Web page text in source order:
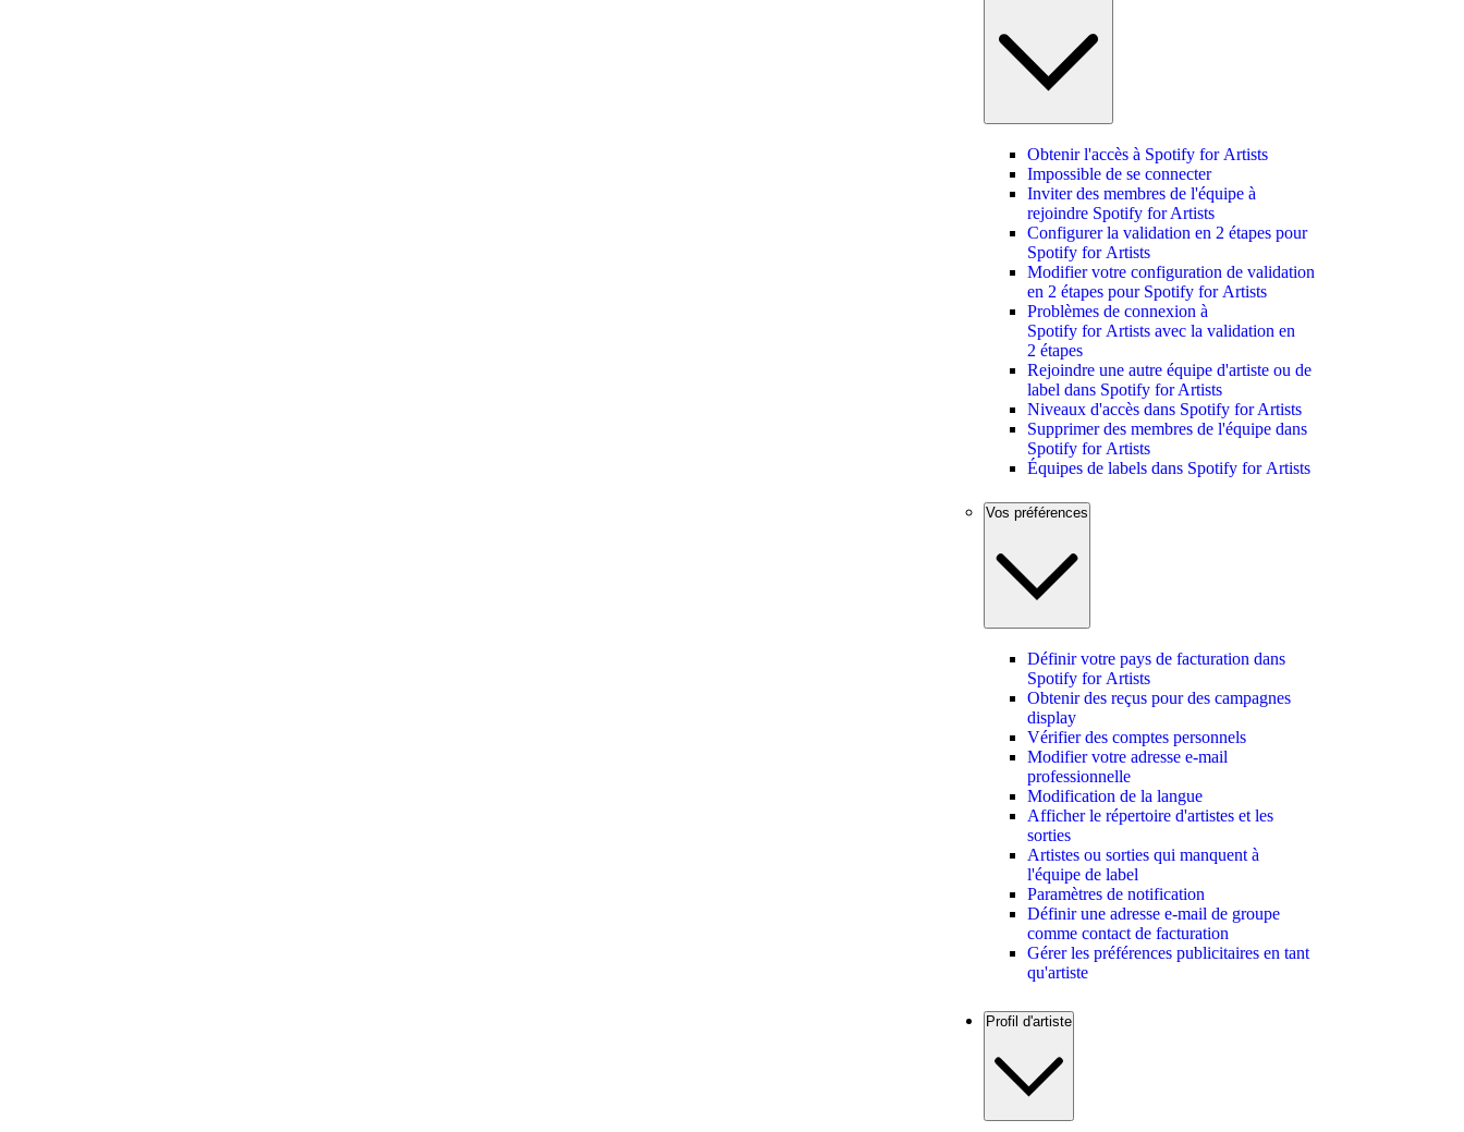
Obtenir l'accès à Spotify for Artists
Impossible de se connecter
Inviter des membres de l'équipe à
rejoindre Spotify for Artists
Configurer la validation en 2 étapes pour
Spotify for Artists
Modifier votre configuration de validation
en 2 étapes pour Spotify for Artists
Problèmes de connexion à
Spotify for Artists avec la validation en
2 étapes
Rejoindre une autre équipe d'artiste ou de
label dans Spotify for Artists
Niveaux d'accès dans Spotify for Artists
Supprimer des membres de l'équipe dans
Spotify for Artists
Équipes de labels dans Spotify for Artists
Vos préférences
Définir votre pays de facturation dans
Spotify for Artists
Obtenir des reçus pour des campagnes
display
Vérifier des comptes personnels
Modifier votre adresse e-mail
professionnelle
Modification de la langue
Afficher le répertoire d'artistes et les
sorties
Artistes ou sorties qui manquent à
l'équipe de label
Paramètres de notification
Définir une adresse e-mail de groupe
comme contact de facturation
Gérer les préférences publicitaires en tant
qu'artiste
Profil d'artiste